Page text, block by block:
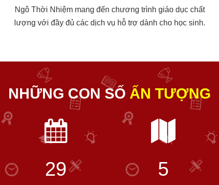
Ngô Thời Nhiệm mang đến chương trình giáo dục chất
lượng với đầy đủ các dịch vụ hỗ trợ dành cho học sinh.
NHỮNG CON SỐ ẤN TƯỢNG
29 5